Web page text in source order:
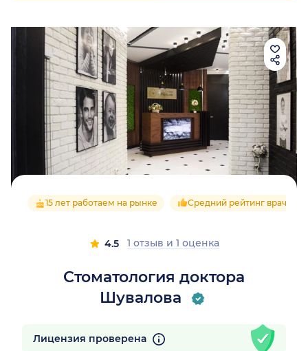
Стоматология доктора
Шувалова
15 лет работаем на рынке Средний рейтинг врачей
4.5 1 отзыв и 1 оценка
Лицензия проверена